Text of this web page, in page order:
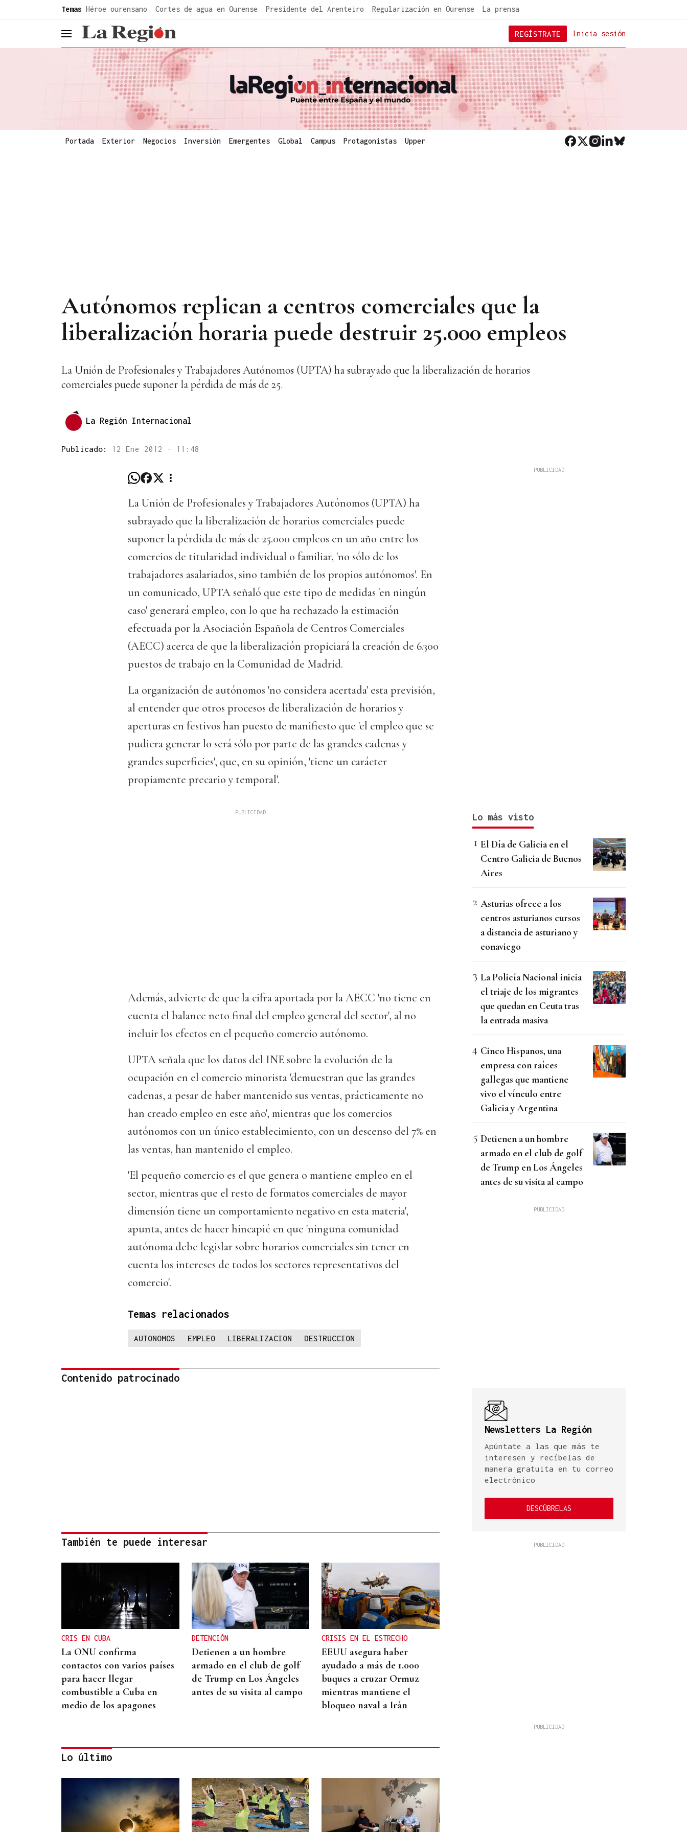
Temas Héroe ourensano Cortes de agua en Ourense Presidente del Arenteiro Regularización en Ourense La prensa
header.menu.open Inicia sesión
REGÍSTRATE
Portada Exterior Negocios Inversión Emergentes Global Campus Protagonistas Upper
Autónomos replican a centros comerciales que la
liberalización horaria puede destruir 25.000 empleos
La Unión de Profesionales y Trabajadores Autónomos (UPTA) ha subrayado que la liberalización de horarios
comerciales puede suponer la pérdida de más de 25.
La Región Internacional
Publicado: 12 Ene 2012 - 11:48
La Unión de Profesionales y Trabajadores Autónomos (UPTA) ha
subrayado que la liberalización de horarios comerciales puede
suponer la pérdida de más de 25.000 empleos en un año entre los
comercios de titularidad individual o familiar, 'no sólo de los
trabajadores asalariados, sino también de los propios autónomos'. En
un comunicado, UPTA señaló que este tipo de medidas 'en ningún
caso' generará empleo, con lo que ha rechazado la estimación
efectuada por la Asociación Española de Centros Comerciales
(AECC) acerca de que la liberalización propiciará la creación de 6.300
puestos de trabajo en la Comunidad de Madrid.
La organización de autónomos 'no considera acertada' esta previsión,
al entender que otros procesos de liberalización de horarios y
aperturas en festivos han puesto de manifiesto que 'el empleo que se
pudiera generar lo será sólo por parte de las grandes cadenas y
grandes superficies', que, en su opinión, 'tiene un carácter
propiamente precario y temporal'.
Además, advierte de que la cifra aportada por la AECC 'no tiene en
cuenta el balance neto final del empleo general del sector', al no
incluir los efectos en el pequeño comercio autónomo.
UPTA señala que los datos del INE sobre la evolución de la
ocupación en el comercio minorista 'demuestran que las grandes
cadenas, a pesar de haber mantenido sus ventas, prácticamente no
han creado empleo en este año', mientras que los comercios
autónomos con un único establecimiento, con un descenso del 7% en
las ventas, han mantenido el empleo.
'El pequeño comercio es el que genera o mantiene empleo en el
sector, mientras que el resto de formatos comerciales de mayor
dimensión tiene un comportamiento negativo en esta materia',
apunta, antes de hacer hincapié en que 'ninguna comunidad
autónoma debe legislar sobre horarios comerciales sin tener en
cuenta los intereses de todos los sectores representativos del
comercio'.
Temas relacionados
AUTONOMOS EMPLEO LIBERALIZACION DESTRUCCION
Contenido patrocinado
También te puede interesar
CRIS EN CUBA
La ONU confirma
contactos con varios países
para hacer llegar
combustible a Cuba en
medio de los apagones
DETENCIÓN
Detienen a un hombre
armado en el club de golf
de Trump en Los Ángeles
antes de su visita al campo
CRISIS EN EL ESTRECHO
EEUU asegura haber
ayudado a más de 1.000
buques a cruzar Ormuz
mientras mantiene el
bloqueo naval a Irán
CRISIS HUMANITARIA
La Policía Nacional inicia el
triaje de los migrantes que
Lo último
Lo más visto
El Día de Galicia en el
Centro Galicia de Buenos
Aires
Asturias ofrece a los
centros asturianos cursos
a distancia de asturiano y
eonaviego
La Policía Nacional inicia
el triaje de los migrantes
que quedan en Ceuta tras
la entrada masiva
Cinco Hispanos, una
empresa con raíces
gallegas que mantiene
vivo el vínculo entre
Galicia y Argentina
Detienen a un hombre
armado en el club de golf
de Trump en Los Ángeles
antes de su visita al campo
Newsletters La Región
Apúntate a las que más te
interesen y recíbelas de
manera gratuita en tu correo
electrónico
DESCÚBRELAS